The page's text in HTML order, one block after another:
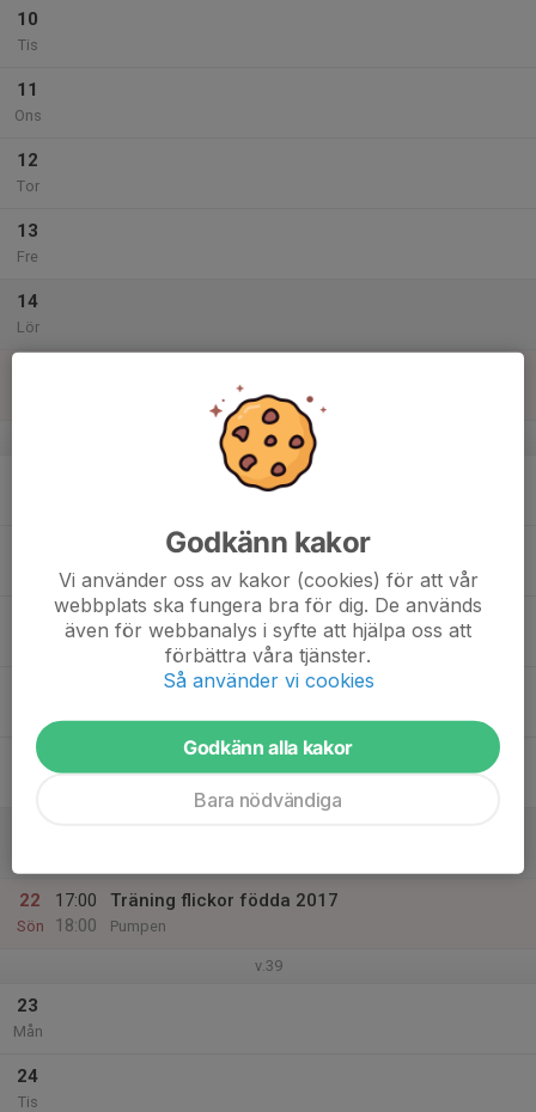
10
Tis
11
Ons
12
Tor
13
Fre
14
Lör
v.38
20
22
Sön
17:00
18:00
Träning flickor födda 2017
Pumpen
v.39
23
Mån
24
Tis
Godkänn kakor
Vi använder oss av kakor (cookies) för att vår
webbplats ska fungera bra för dig. De används
även för webbanalys i syfte att hjälpa oss att
förbättra våra tjänster.
Så använder vi cookies
Godkänn alla kakor
Bara nödvändiga